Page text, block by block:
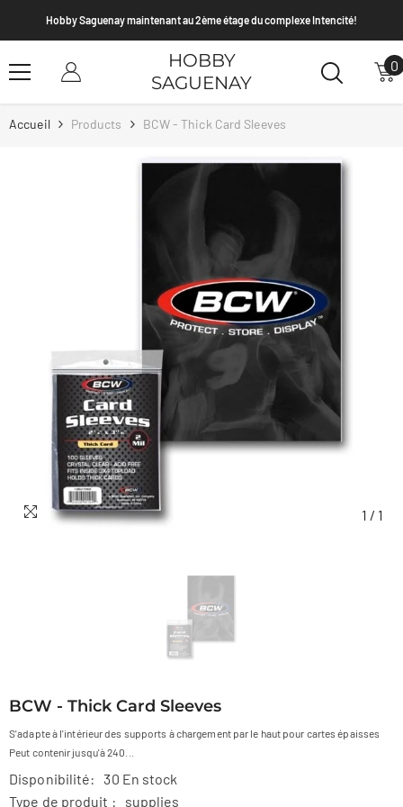
Hobby Saguenay maintenant au 2ème étage du complexe Intencité!
HOBBY
SAGUENAY
00
Accueil Products BCW - Thick Card Sleeves
1 / 1
BCW - Thick Card Sleeves
S'adapte à l'intérieur des supports à chargement par le haut pour cartes épaisses
Peut contenir jusqu'à 240...
Disponibilité:
30 En stock
Type de produit :
supplies